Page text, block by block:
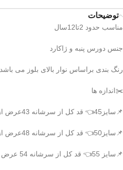
توضیحات
مناسب حدود 2تا12سال
جنس دورس پنبه و ژاکارد
رنگ بندی براساس نوار بالای بلوز می باشد
✂️اندازه ها
📌سایز45👈 قد کل از سرشانه 43عرض از زیربغل تا زیربغل 35 آستین 40
📌سایز50👈 قد کل از سرشانه 48عرض از زیربغل تا زیربغل 38 آستین 44
📌سایز 55👈 قد کل از سرشانه 54 عرض از زیربغل تا زیربغل 40 آستین 48